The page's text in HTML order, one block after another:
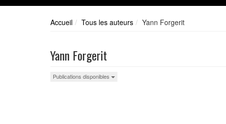
Accueil Tous les auteurs Yann Forgerit
Yann Forgerit
Publications disponibles